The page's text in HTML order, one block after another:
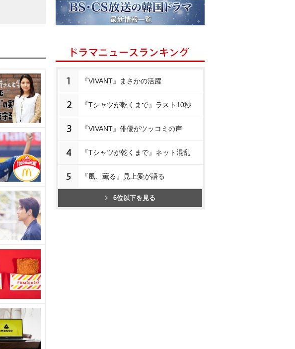
1 『VIVANT』まさかの活躍
2 『Tシャツが乾くまで』ラスト10秒
3 『VIVANT』俳優がツッコミの声
4 『Tシャツが乾くまで』ネット混乱
5 『風、薫る』見上愛が語る
6位以下を見る